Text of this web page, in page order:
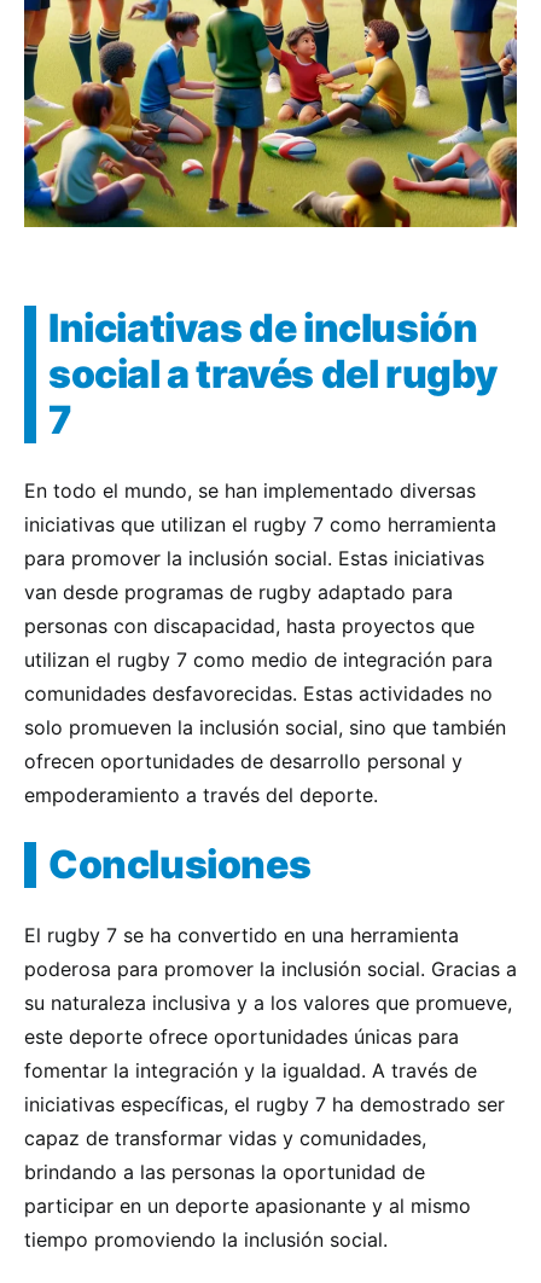
Iniciativas de inclusión
social a través del rugby
7
En todo el mundo, se han implementado diversas
iniciativas que utilizan el rugby 7 como herramienta
para promover la inclusión social. Estas iniciativas
van desde programas de rugby adaptado para
personas con discapacidad, hasta proyectos que
utilizan el rugby 7 como medio de integración para
comunidades desfavorecidas. Estas actividades no
solo promueven la inclusión social, sino que también
ofrecen oportunidades de desarrollo personal y
empoderamiento a través del deporte.
Conclusiones
El rugby 7 se ha convertido en una herramienta
poderosa para promover la inclusión social. Gracias a
su naturaleza inclusiva y a los valores que promueve,
este deporte ofrece oportunidades únicas para
fomentar la integración y la igualdad. A través de
iniciativas específicas, el rugby 7 ha demostrado ser
capaz de transformar vidas y comunidades,
brindando a las personas la oportunidad de
participar en un deporte apasionante y al mismo
tiempo promoviendo la inclusión social.